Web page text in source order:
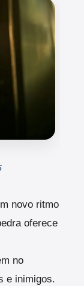
novo ritmo
oferece
no
e inimigos.